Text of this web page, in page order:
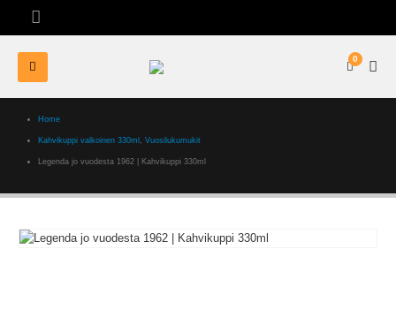
0
Home
Kahvikuppi valkoinen 330ml ,Vuosilukumukit
Legenda jo vuodesta 1962 | Kahvikuppi 330ml